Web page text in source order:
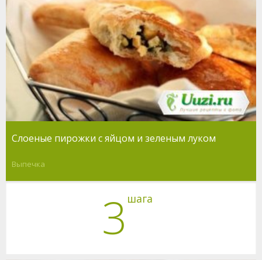
Слоеные пирожки с яйцом и зеленым луком
Выпечка
3 шага